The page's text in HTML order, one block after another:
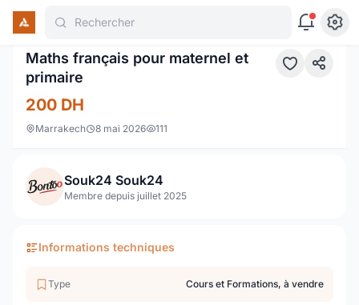
Rechercher 1 / 2
Maths français pour maternel et
primaire
200 DH
Marrakech 8 mai 2026 111
Souk24 Souk24
Membre depuis juillet 2025
Informations techniques
Type Cours et Formations, à vendre